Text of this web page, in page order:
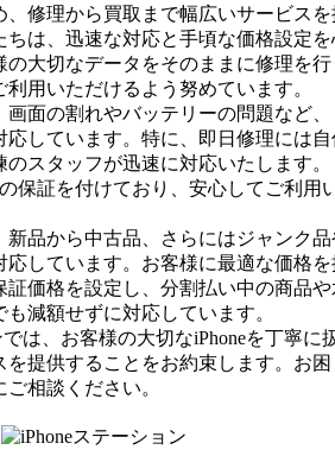
、修理から買取まで幅広いサービスを
ちは、迅速な対応と手頃な価格設定を
の大切なデータをそのままに修理を行
用いただけるよう努めています。
面の割れやバッテリーの問題など、
応しています。特に、即日修理には自
のスタッフが迅速に対応いたします。
保証を付けており、安心してご利用
新品から中古品、さらにはジャンク品
応しています。お客様に最適な価格を
証価格を設定し、分割払い中の商品や
減額せずに対応しています。
は、お客様の大切なiPhoneを丁寧に
を提供することをお約束します。お困
相談ください。